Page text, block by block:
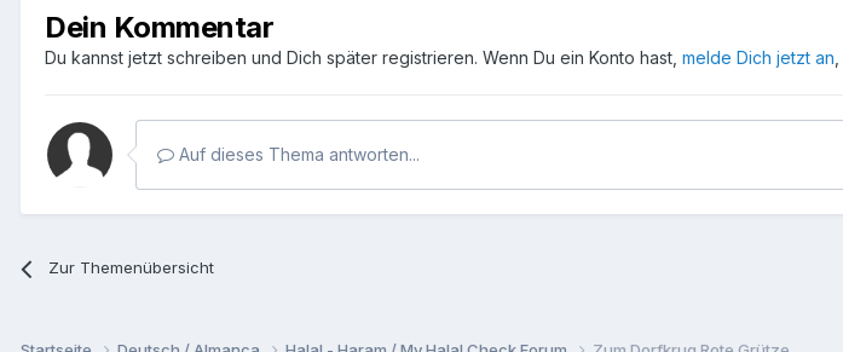
Dein Kommentar
Du kannst jetzt schreiben und Dich später registrieren. Wenn Du ein Konto hast, melde Dich jetzt an
Auf dieses Thema antworten...
Zur Themenübersicht